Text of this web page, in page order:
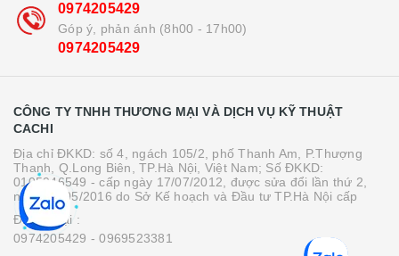
0974205429
Góp ý, phản ánh (8h00 - 17h00)
0974205429
CÔNG TY TNHH THƯƠNG MẠI VÀ DỊCH VỤ KỸ THUẬT
CACHI
Địa chỉ ĐKKD: số 4, ngách 105/2, phố Thanh Am, P.Thượng
Thanh, Q.Long Biên, TP.Hà Nội, Việt Nam; Số ĐKKD:
0105946549 - cấp ngày 17/07/2012, được sửa đổi lần thứ 2,
ngày 05/05/2016 do Sở Kế hoạch và Đầu tư TP.Hà Nội cấp
Điện thoại :
0974205429 - 0969523381